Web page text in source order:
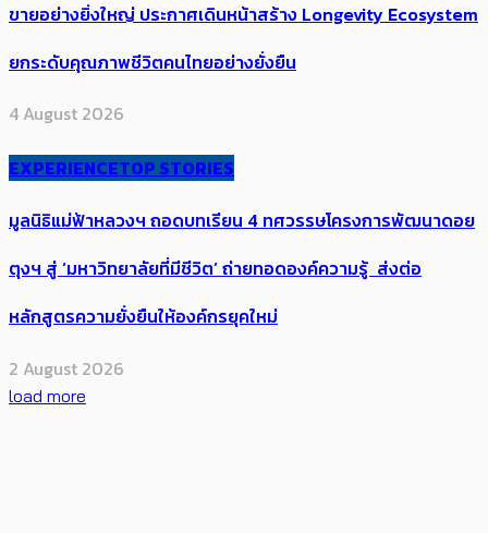
ขายอย่างยิ่งใหญ่ ประกาศเดินหน้าสร้าง Longevity Ecosystem
ยกระดับคุณภาพชีวิตคนไทยอย่างยั่งยืน
4 August 2026
EXPERIENCETOP STORIES
มูลนิธิแม่ฟ้าหลวงฯ ถอดบทเรียน 4 ทศวรรษโครงการพัฒนาดอย
ตุงฯ สู่ ‘มหาวิทยาลัยที่มีชีวิต’ ถ่ายทอดองค์ความรู้ ส่งต่อ
หลักสูตรความยั่งยืนให้องค์กรยุคใหม่
2 August 2026
load more